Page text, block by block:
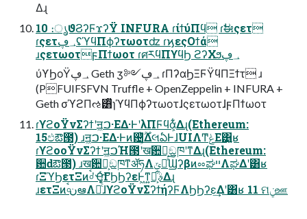
Δɻ
10 ։ൃϑϨʔϜϫʔΫ INFURA ɾίϯύΠϥ ɾࣗಈςετ
ɾςετ؀ڥʢϓϥΠϕʔτωοτʣ ɾϗεςΟϯά
ɹςετωοτϝΠϯωοτ ɾศརϥΠϒϥϦ ϩʔΧϧ؀ڥ
ύϒϦοΫ؀ڥ Geth ӡ༻؀ڥ ɾΠʔαϦΞϜΫϥΠΞϯτ ɹ
(PFUIFSFVN Truffle + OpenZeppelin + INFURA +
Geth σϓϩΠઌ͸̏ͭɿϓϥΠϕʔτωοτɺςετωοτɺϝΠϯωοτ
ɾϒϩοΫνΣʔϯʹॻ͖ࠐ·ΕΔ·ͰʹλΠϜϥά͕͋Δɻ(Ethereum:
15ඵఔ౓) ɹॻ͖ࠐ·ΕΔ·Ͱͷ଴͕ͪ࣌ؒ͋ΔલఏͰɺUIΛͲ͏ݟͤΕ͹͍͍͔ʁ
ɾϒϩοοΫνΣʔϯʹॻ͖ࠐΉ౓ʹख਺ྉ͕ඞཁʹͳΔɻ(Ethereum:
਺ԁఔ౓) ɹख਺ྉ͕ඞཁͳॲཧΛݶఆͯ͠ϢʔβͷೲಘײΛಘΔʹ͸ʁ
ɾΞϓϦετΞͷ৹ࠪʹҾ͔͔ͬΓϦϦʔεͰ͖ͳ͍ࣄྫ͕͋Δɻ
ɹετΞͷ৹ࠪنఆΛຬͨͭͭ͠ɺϒϩοΫνΣʔϯήʔϜΛϦϦʔε͢Δʹ͸ʁ 11 ମݧஊ